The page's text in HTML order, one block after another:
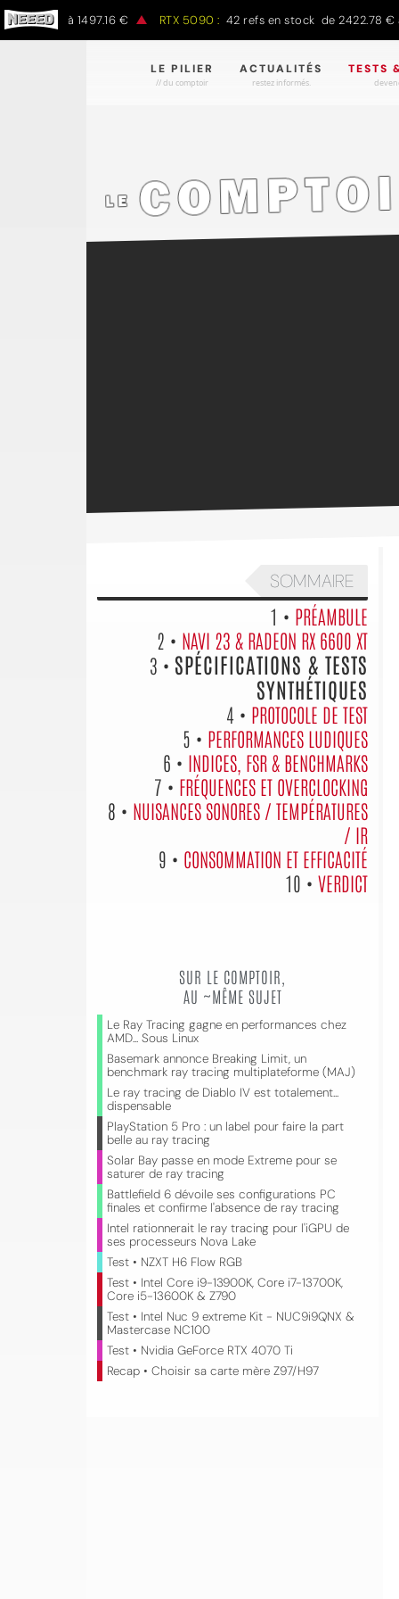
€ à 1497.16 € RTX 5090 : 42 refs en stock de 2422.78 € à
LE PILIER
// du comptoir
ACTUALITÉS
restez informés.
TESTS
SOMMAIRE
1 • PRÉAMBULE
2 • NAVI 23 & RADEON RX 6600 XT
3 • SPÉCIFICATIONS & TESTS
SYNTHÉTIQUES
4 • PROTOCOLE DE TEST
5 • PERFORMANCES LUDIQUES
6 • INDICES, FSR & BENCHMARKS
7 • FRÉQUENCES ET OVERCLOCKING
8 • NUISANCES SONORES / TEMPÉRATURES
/ IR
9 • CONSOMMATION ET EFFICACITÉ
10 • VERDICT
SUR LE COMPTOIR,
AU ~MÊME SUJET
Le Ray Tracing gagne en performances chez
AMD... Sous Linux
Basemark annonce Breaking Limit, un
benchmark ray tracing multiplateforme (MAJ)
Le ray tracing de Diablo IV est totalement...
dispensable
PlayStation 5 Pro : un label pour faire la part
belle au ray tracing
Solar Bay passe en mode Extreme pour se
saturer de ray tracing
Battlefield 6 dévoile ses configurations PC
finales et confirme l'absence de ray tracing
Intel rationnerait le ray tracing pour l'iGPU de
ses processeurs Nova Lake
Test • NZXT H6 Flow RGB
Test • Intel Core i9-13900K, Core i7-13700K,
Core i5-13600K & Z790
Test • Intel Nuc 9 extreme Kit - NUC9i9QNX &
Mastercase NC100
Test • Nvidia GeForce RTX 4070 Ti
Recap • Choisir sa carte mère Z97/H97